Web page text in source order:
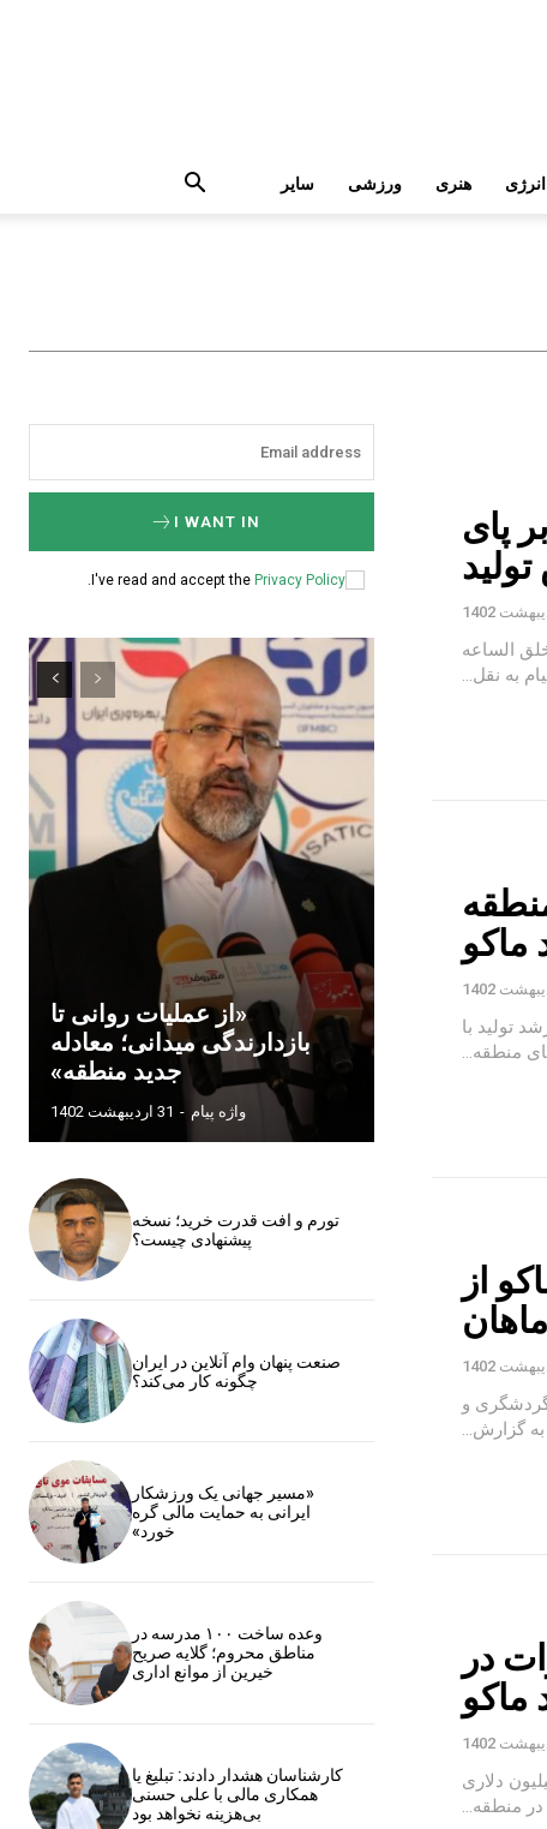
انرژی هنری ورزشی سایر
پای
خلق الساعه
ماکو
تولید با
منطقه...
از
ماهان
که گردشگری و
در
ماکو
و سرمایه گذاری از تراز تجاری مثبت ۱۴۳ میلیون دلاری
منطقه...
I WANT IN
I've read and accept the Privacy Policy
«از عملیات روانی تا
بازدارندگی میدانی؛ معادله
جدید منطقه»
واژه پیام - 31 اردیبهشت 1402
تورم و افت قدرت خرید؛ نسخه
پیشنهادی چیست؟
صنعت پنهان وام آنلاین در ایران
چگونه کار می‌کند؟
«مسیر جهانی یک ورزشکار
ایرانی به حمایت مالی گره
خورد»
وعده ساخت ۱۰۰ مدرسه در
مناطق محروم؛ گلایه صریح
خیرین از موانع اداری
کارشناسان هشدار دادند: تبلیغ یا
همکاری مالی با علی حسنی
بی‌هزینه نخواهد بود